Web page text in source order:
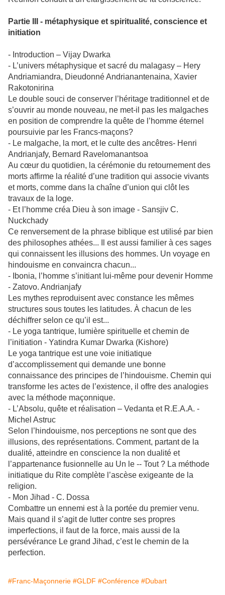
Partie III - métaphysique et spiritualité, conscience et
initiation
- Introduction – Vijay Dwarka
- L’univers métaphysique et sacré du malagasy – Hery
Andriamiandra, Dieudonné Andrianantenaina, Xavier
Rakotonirina
Le double souci de conserver l’héritage traditionnel et de
s’ouvrir au monde nouveau, ne met-il pas les malgaches
en position de comprendre la quête de l’homme éternel
poursuivie par les Francs-maçons?
- Le malgache, la mort, et le culte des ancêtres- Henri
Andrianjafy, Bernard Ravelomanantsoa
Au cœur du quotidien, la cérémonie du retournement des
morts affirme la réalité d’une tradition qui associe vivants
et morts, comme dans la chaîne d’union qui clôt les
travaux de la loge.
- Et l’homme créa Dieu à son image - Sansjiv C.
Nuckchady
Ce renversement de la phrase biblique est utilisé par bien
des philosophes athées... Il est aussi familier à ces sages
qui connaissent les illusions des hommes. Un voyage en
hindouisme en convaincra chacun...
- Ibonia, l’homme s’initiant lui-même pour devenir Homme
- Zatovo. Andrianjafy
Les mythes reproduisent avec constance les mêmes
structures sous toutes les latitudes. À chacun de les
déchiffrer selon ce qu’il est...
- Le yoga tantrique, lumière spirituelle et chemin de
l’initiation - Yatindra Kumar Dwarka (Kishore)
Le yoga tantrique est une voie initiatique
d’accomplissement qui demande une bonne
connaissance des principes de l’hindouisme. Chemin qui
transforme les actes de l’existence, il offre des analogies
avec la méthode maçonnique.
- L’Absolu, quête et réalisation – Vedanta et R.E.A.A. -
Michel Astruc
Selon l’hindouisme, nos perceptions ne sont que des
illusions, des représentations. Comment, partant de la
dualité, atteindre en conscience la non dualité et
l’appartenance fusionnelle au Un le -- Tout ? La méthode
initiatique du Rite complète l’ascèse exigeante de la
religion.
- Mon Jihad - C. Dossa
Combattre un ennemi est à la portée du premier venu.
Mais quand il s’agit de lutter contre ses propres
imperfections, il faut de la force, mais aussi de la
persévérance Le grand Jihad, c’est le chemin de la
perfection.
#Franc-Maçonnerie #GLDF #Conférence #Dubart